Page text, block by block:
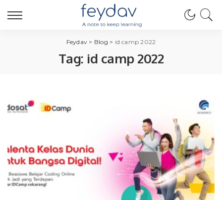
Feydav > Blog > id camp 2022
Tag: id camp 2022